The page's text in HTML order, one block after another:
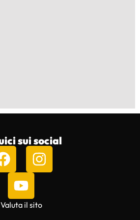
sui social
Valuta il sito